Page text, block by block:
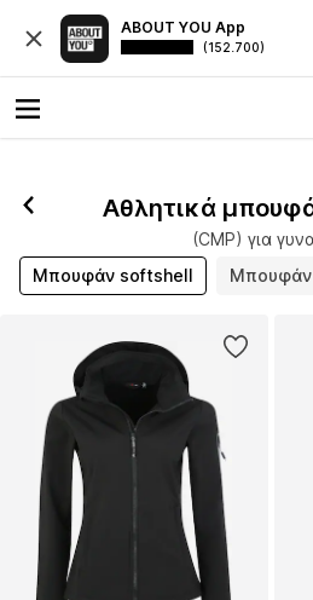
ABOUT YOU App
(152.700)
Αθλητικά
(CMP) για
Μπουφάν softshell
Μπουφάν